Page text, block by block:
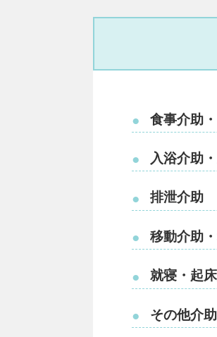
● 食事介助
● 入浴介助
● 排泄介助
● 移動介助
● 就寝・起
● その他介